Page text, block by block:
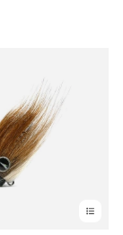
jotta se olisi